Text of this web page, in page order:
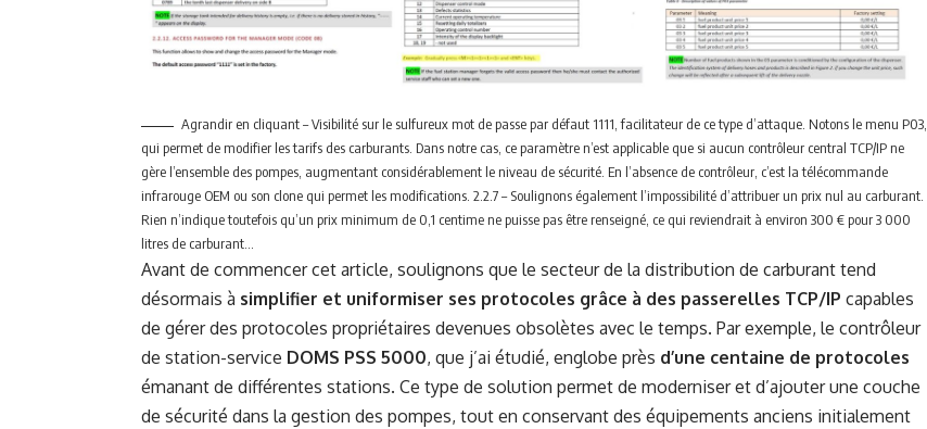
Agrandir en cliquant – Visibilité sur le sulfureux mot de passe par défaut 1111, facilitateur de ce type d’attaque. Notons le menu P03,
qui permet de modifier les tarifs des carburants. Dans notre cas, ce paramètre n’est applicable que si aucun contrôleur central TCP/IP ne
gère l’ensemble des pompes, augmentant considérablement le niveau de sécurité. En l’absence de contrôleur, c’est la télécommande
infrarouge OEM ou son clone qui permet les modifications. 2.2.7 – Soulignons également l’impossibilité d’attribuer un prix nul au carburant.
Rien n’indique toutefois qu’un prix minimum de 0,1 centime ne puisse pas être renseigné, ce qui reviendrait à environ 300 € pour 3 000
litres de carburant…
Avant de commencer cet article, soulignons que le secteur de la distribution de carburant tend
désormais à simplifier et uniformiser ses protocoles grâce à des passerelles TCP/IP capables
de gérer des protocoles propriétaires devenues obsolètes avec le temps. Par exemple, le contrôleur
de station-service DOMS PSS 5000, que j’ai étudié, englobe près d’une centaine de protocoles
émanant de différentes stations. Ce type de solution permet de moderniser et d’ajouter une couche
de sécurité dans la gestion des pompes, tout en conservant des équipements anciens initialement